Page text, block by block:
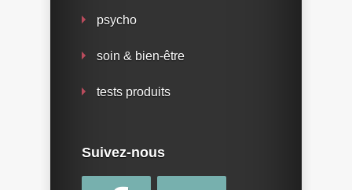
psycho
soin & bien-être
tests produits
Suivez-nous